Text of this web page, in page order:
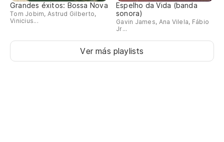
Grandes éxitos: Bossa Nova
Tom Jobim, Astrud Gilberto,
Vinicius...
Espelho da Vida (banda
sonora)
Gavin James, Ana Vilela, Fábio
Jr...
Ver más playlists